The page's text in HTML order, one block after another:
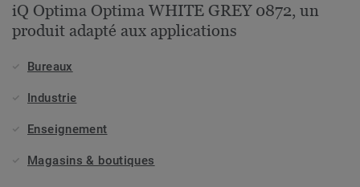
iQ Optima Optima WHITE GREY 0872, un
produit adapté aux applications
Bureaux
Industrie
Enseignement
Magasins & boutiques